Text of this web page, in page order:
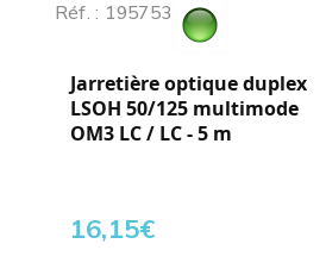
Réf. : 195753
Jarretière optique duplex
LSOH 50/125 multimode
OM3 LC / LC - 5 m
16,15€